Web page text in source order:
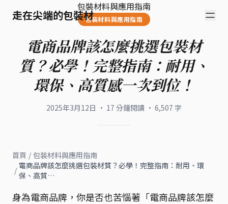
走在尖端的包裝材
包裝材料與應用指南
包裝材料與應用指南
電商品牌該怎麼挑選包裝材
質？必學！完整指南：耐用、
環保、高質感一次到位！
2025年3月12日 · 17 分鐘閱讀 · 6,507 字
首頁 / 包裝材料與應用指南
/ 電商品牌該怎麼挑選包裝材質？必學！完整指南：耐用、環
保、高質…
身為電商品牌，你是否也苦惱著「電商品牌該怎麼